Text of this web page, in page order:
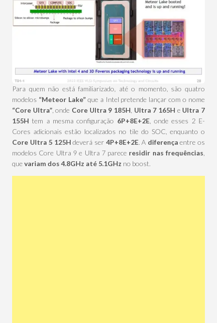
Para quem não está familiarizado, até o momento, são quatro
modelos “Meteor Lake”que a Intel pretende lançar com o nome
“Core Ultra”, onde Core Ultra 9 185H Ultra 7 165H e Ultra 7
155H tem a mesma configuração 6P+8E+2E, onde esses 2 E-
Cores adicionais estão localizados no tile do SOC, enquanto o
Core Ultra 5 125H deverá ser 4P+8E+2E. A diferença entre os
modelos Core Ultra 9 e Ultra 7 parece residir nas frequências
que variam dos 4.8GHz até 5.1GHz no boost.